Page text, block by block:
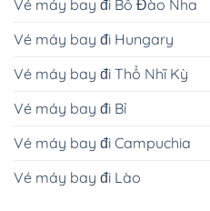
Vé máy bay đi Bồ Đào Nha
Vé máy bay đi Hungary
Vé máy bay đi Thổ Nhĩ Kỳ
Vé máy bay đi Bỉ
Vé máy bay đi Campuchia
Vé máy bay đi Lào